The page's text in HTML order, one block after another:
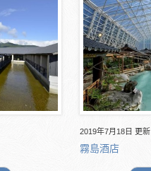
2019年7月18日 更新
霧島酒店